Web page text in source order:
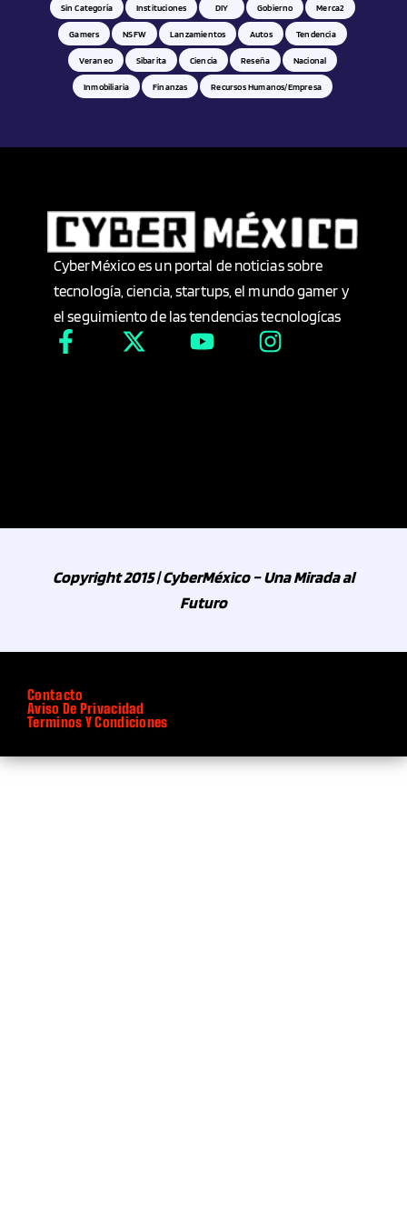
Industria Automotriz
Industria Farmacéutica
Industria Minera
Industria y energía
Infantil
Inmobiliaria
Inteligencia Artificial y Robótica
Internacional
Sin Categoría Instituciones DIY Gobierno Merca2
Gamers NSFW Lanzamientos Autos Tendencia
Veraneo Sibarita Ciencia Reseña Nacional
Inmobiliaria Finanzas Recursos Humanos/empresa
CyberMéxico es un portal de noticias sobre
tecnología, ciencia, startups, el mundo gamer y
el seguimiento de las tendencias tecnologícas
Copyright 2015 | CyberMéxico – Una Mirada al
Futuro
Contacto
Aviso De Privacidad
Terminos Y Condiciones